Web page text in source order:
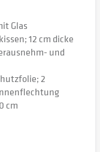
Glas
12 cm dicke
und
2
cm